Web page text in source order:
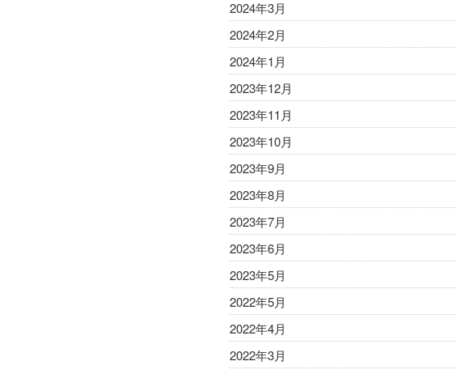
2024年3月
2024年2月
2024年1月
2023年12月
2023年11月
2023年10月
2023年9月
2023年8月
2023年7月
2023年6月
2023年5月
2022年5月
2022年4月
2022年3月